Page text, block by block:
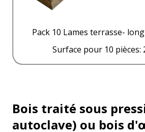
Pack 10 Lames terrasse-
Surface pour 10 pièces:
Bois traité sous
autoclave) ou bois